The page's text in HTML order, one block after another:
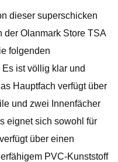
dieser superschicken
der Olanmark Store TSA
folgenden
ist völlig klar und
Hauptfach verfügt über
und zwei Innenfächer
eignet sich sowohl für
über einen
PVC-Kunststoff